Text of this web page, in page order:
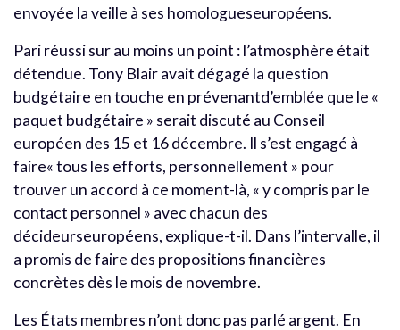
envoyée la veille à ses homologueseuropéens.
Pari réussi sur au moins un point : l’atmosphère était
détendue. Tony Blair avait dégagé la question
budgétaire en touche en prévenantd’emblée que le «
paquet budgétaire » serait discuté au Conseil
européen des 15 et 16 décembre. Il s’est engagé à
faire« tous les efforts, personnellement » pour
trouver un accord à ce moment-là, « y compris par le
contact personnel » avec chacun des
décideurseuropéens, explique-t-il. Dans l’intervalle, il
a promis de faire des propositions financières
concrètes dès le mois de novembre.
Les États membres n’ont donc pas parlé argent. En